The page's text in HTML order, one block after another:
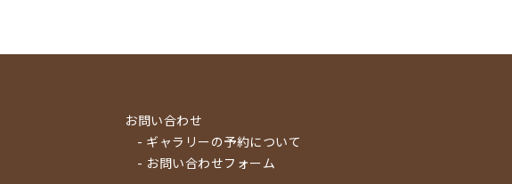
お問い合わせ
- ギャラリーの予約について
- お問い合わせフォーム